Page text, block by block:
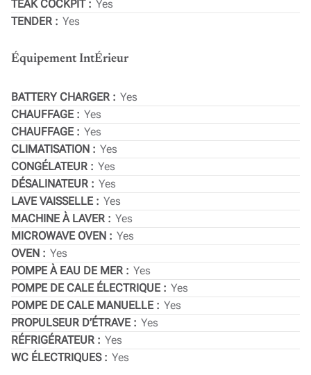
TEAK COCKPIT
Yes
TENDER
Yes
Équipement IntÉrieur
BATTERY CHARGER
Yes
CHAUFFAGE
Yes
CHAUFFAGE
Yes
CLIMATISATION
Yes
CONGÉLATEUR
Yes
DÉSALINATEUR
Yes
LAVE VAISSELLE
Yes
MACHINE À LAVER
Yes
MICROWAVE OVEN
Yes
OVEN
Yes
POMPE À EAU DE MER
Yes
POMPE DE CALE ÉLECTRIQUE
Yes
POMPE DE CALE MANUELLE
Yes
PROPULSEUR D’ÉTRAVE
Yes
RÉFRIGÉRATEUR
Yes
WC ÉLECTRIQUES
Yes